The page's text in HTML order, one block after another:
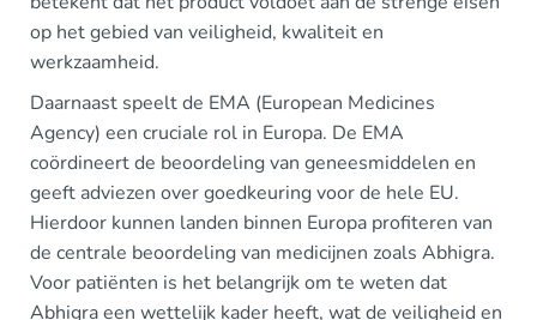
op het gebied van veiligheid, kwaliteit en
werkzaamheid.
Daarnaast speelt de EMA (European Medicines
Agency) een cruciale rol in Europa. De EMA
coördineert de beoordeling van geneesmiddelen en
geeft adviezen over goedkeuring voor de hele EU.
Hierdoor kunnen landen binnen Europa profiteren van
de centrale beoordeling van medicijnen zoals Abhigra.
Voor patiënten is het belangrijk om te weten dat
Abhigra een wettelijk kader heeft, wat de veiligheid en